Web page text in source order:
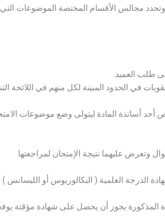
وتحدد مجالس الأقسام المختصة الموضوعات
طلب العميد.
في الحدود المبينة لكل منهم في اللائحة
أساتذة المادة ليتولى وضع موضوعات
عليهما نتيجة الإمتحان لمراجعتها.
العلمية ( البكالوريوس أو الليسانس )
يجوز أن يحصل على شهادة مؤقتة يوقعها